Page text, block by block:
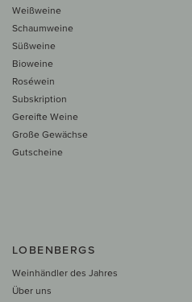
Weißweine
Schaumweine
Süßweine
Bioweine
Roséwein
Subskription
Gereifte Weine
Große Gewächse
Gutscheine
LOBENBERGS
Weinhändler des Jahres
Über uns